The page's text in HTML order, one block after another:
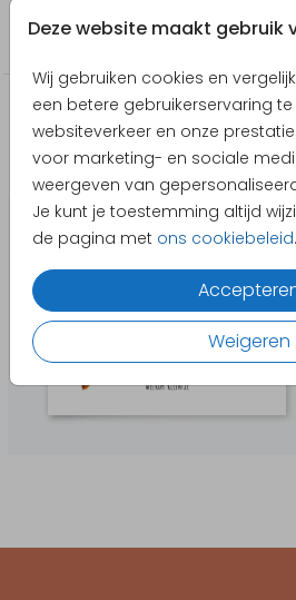
Deze website maakt gebruik
Wij gebruiken cookies en
een betere gebruikerservaring
websiteverkeer en onze
voor marketing- en sociale
weergeven van
Je kunt je toestemming altijd
de pagina met ons cookiebeleid.
Weigeren
Babyborrel uitnodigingen
Producten die hierop lijken
Geboortekaartje